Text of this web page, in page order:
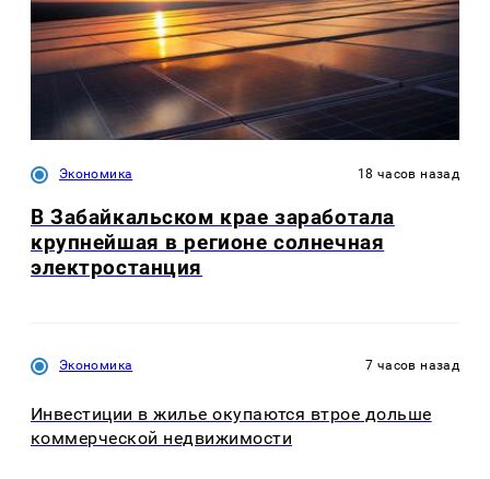
Экономика 18 часов назад
В Забайкальском крае заработала
крупнейшая в регионе солнечная
электростанция
Экономика 7 часов назад
Инвестиции в жилье окупаются втрое дольше
коммерческой недвижимости